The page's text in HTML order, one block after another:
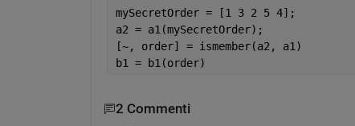
mySecretOrder = [1 3 2 5 4];
a2 = a1(mySecretOrder);
[~, order] = ismember(a2, a1)
b1 = b1(order)
2 Commenti